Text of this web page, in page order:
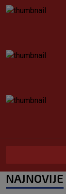
NAJNOVIJE